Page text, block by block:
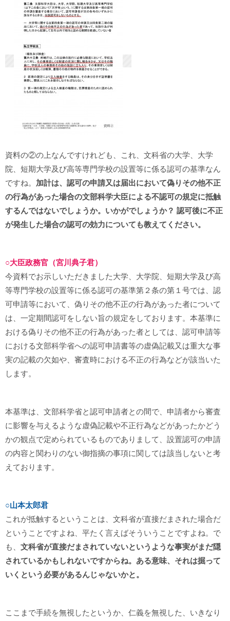
資料の②の上なんですけれども、これ、文科省の大学、大学
院、短期大学及び高等専門学校の設置等に係る認可の基準なん
ですね。 加計は、認可の申請又は届出において偽りその他不正
の行為があった場合の文部科学大臣による不認可の規定に抵触
するんではないでしょうか。いかがでしょうか？ 認可後に不正
が発生した場合の認可の効力についても教えてください。
○大臣政務官（宮川典子君）
今資料でお示しいただきました大学、大学院、短期大学及び高
等専門学校の設置等に係る認可の基準第２条の第１号では、認
可申請等において、偽りその他不正の行為があった者について
は、一定期間認可をしない旨の規定をしております。本基準に
おける偽りその他不正の行為があった者としては、認可申請等
における文部科学省への認可申請書等の虚偽記載又は重大な事
実の記載の欠如や、審査時における不正の行為などが該当いた
します。
本基準は、文部科学省と認可申請者との間で、申請者から審査
に影響を与えるような虚偽記載や不正行為などがあったかどう
かの観点で定められているものでありまして、設置認可の申請
の内容と関わりのない御指摘の事項に関しては該当しないと考
えております。
○山本太郎君
これが抵触するということは、文科省が直接だまされた場合だ
ということですよね、平たく言えばそういうことですよね。で
も、 文科省が直接だまされていないというような事実がまだ隠
されているかもしれないですからね。ある意味、それは掘って
いくという必要があるんじゃないかと。
ここまで手続を無視したというか、仁義を無視した、いきなり